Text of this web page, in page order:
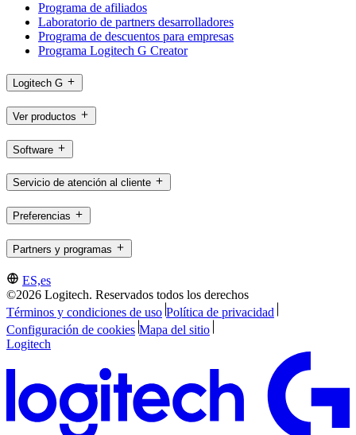
Programa de afiliados
Laboratorio de partners desarrolladores
Programa de descuentos para empresas
Programa Logitech G Creator
Logitech G
Ver productos
Software
Servicio de atención al cliente
Preferencias
Partners y programas
ES,es
©2026 Logitech. Reservados todos los derechos
Términos y condiciones de uso Política de privacidad
Configuración de cookies Mapa del sitio
Logitech